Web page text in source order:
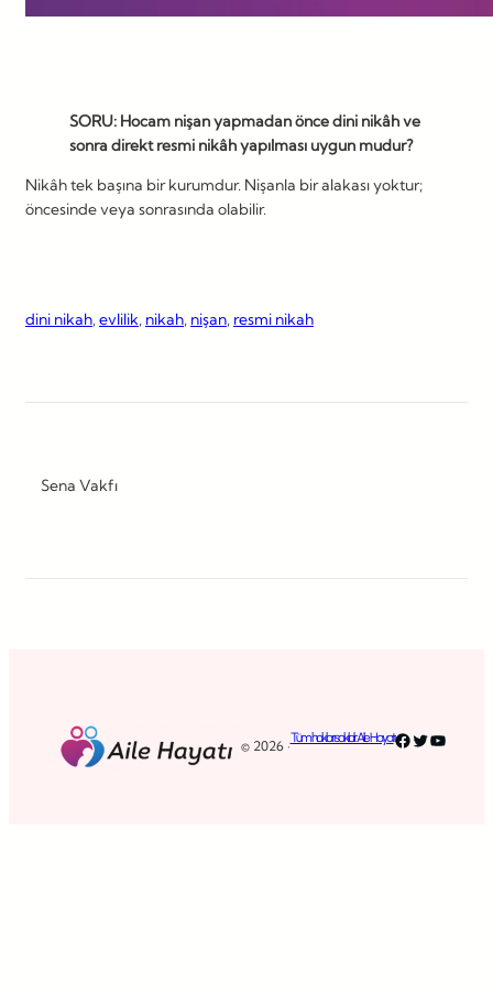
SORU: Hocam nişan yapmadan önce dini nikâh ve
sonra direkt resmi nikâh yapılması uygun mudur?
Nikâh tek başına bir kurumdur. Nişanla bir alakası yoktur;
öncesinde veya sonrasında olabilir.
dini nikah, evlilik, nikah, nişan, resmi nikah
Sena Vakfı
© 2026 ·
Tüm hakları saklıdır. Aile HayatıFacebook
Twitter